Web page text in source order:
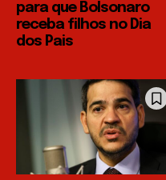
para que Bolsonaro
receba filhos no Dia
dos Pais